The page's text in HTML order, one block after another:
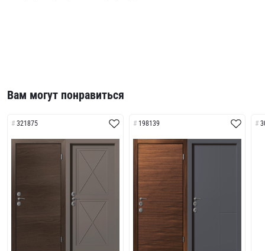
Вам могут понравиться
321875 198139